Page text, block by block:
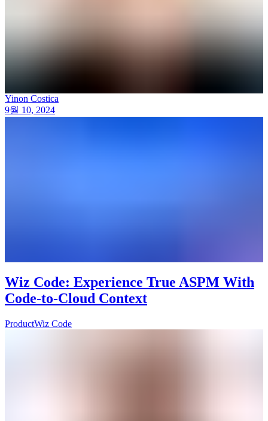
Yinon Costica
9월 10, 2024
Wiz Code: Experience True ASPM With
Code-to-Cloud Context
ProductWiz Code